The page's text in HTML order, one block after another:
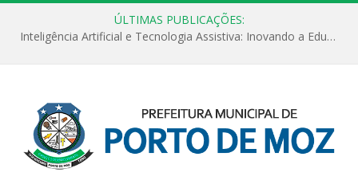
ÚLTIMAS PUBLICAÇÕES:
Inteligência Artificial e Tecnologia Assistiva: Inovando a Educação Especial e Inclusiva